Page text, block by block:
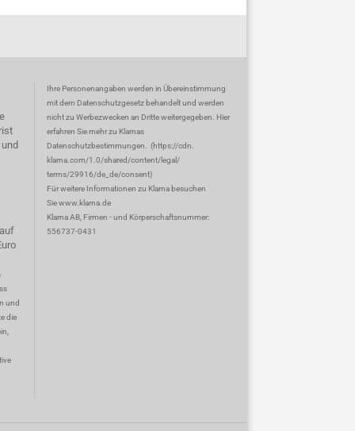
und
die
Ihre Personenangaben werden in Übereinstimmung
mit dem Datenschutzgesetz behandelt und werden
nicht zu Werbezwecken an Dritte weitergegeben. Hier
erfahren Sie mehr zu Klarnas
Datenschutzbestimmungen.
(https://cdn.
klarna.com/1.0/shared/content/legal/
terms/29916/de_de/consent)
Für weitere Informationen zu Klarna besuchen
Siewww.klarna.de
Klarna AB, Firmen - und Körperschaftsnummer:
556737-0431